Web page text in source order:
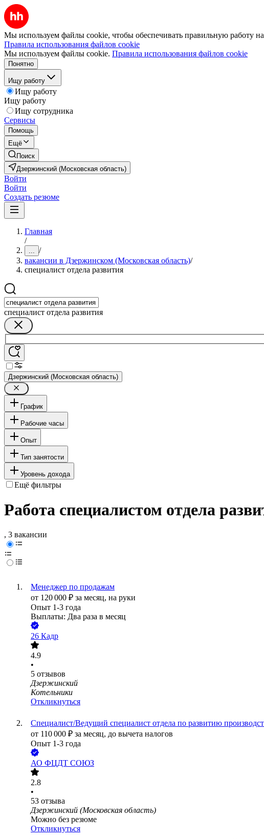
Мы используем файлы cookie, чтобы обеспечивать правильную работу
Правила использования файлов cookie
Мы используем файлы cookie. Правила использования файлов cookie
Понятно
Ищу работу
Ищу работу
Ищу работу
Ищу сотрудника
Сервисы
Помощь
Ещё
Поиск
Дзержинский (Московская область)
Войти
Войти
Создать резюме
Главная
/
... /
вакансии в Дзержинском (Московская область)/
специалист отдела развития
специалист отдела развития
Дзержинский (Московская область)
График
Рабочие часы
Опыт
Тип занятости
Уровень дохода
Ещё фильтры
Работа специалистом отдела
, 3 вакансии
Менеджер по продажам
от 120 000 ₽ за месяц, на руки
Опыт 1-3 года
Выплаты: Два раза в месяц
26 Кадр
4.9
•
5 отзывов
Дзержинский
Котельники
Откликнуться
Специалист/Ведущий специалист отдела по развитию
от 110 000 ₽ за месяц, до вычета налогов
Опыт 1-3 года
АО ФЦДТ СОЮЗ
2.8
•
53 отзыва
Дзержинский (Московская область)
Можно без резюме
Откликнуться